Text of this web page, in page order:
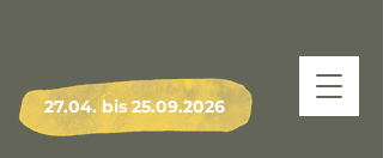
27.04. bis 25.09.2026